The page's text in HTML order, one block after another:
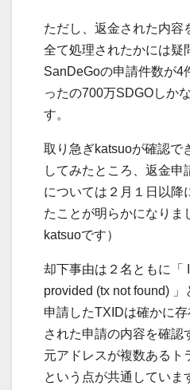
ただし、返金された内容
全て処理されたかには疑
SanDeGoの申請件数が4
ったの700万SDGOしか
す。
取り急ぎkatsuoが確認で
してみたところ、返金申
については２月１日以降
たことが明らかになりま
katsuoです）
却下事由は２名ともに「
provided (tx not found) 」
申請したTXIDは確かに
された申請の内容を確認
元アドレスが複数あるト
という点が共通していま